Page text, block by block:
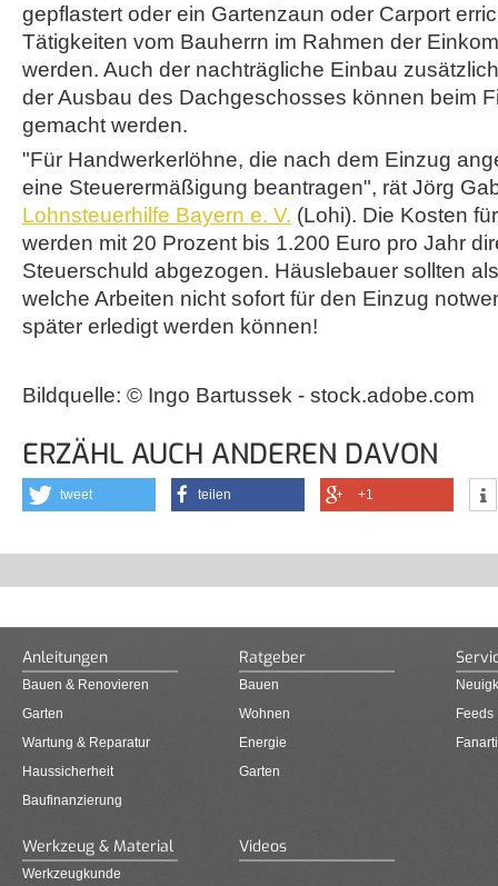
gepflastert oder ein Gartenzaun oder Carport
Tätigkeiten vom Bauherrn im Rahmen der
werden. Auch der nachträgliche Einbau
der Ausbau des Dachgeschosses können beim
gemacht werden.
"Für Handwerkerlöhne, die nach dem Einzug
eine Steuerermäßigung beantragen", rät Jörg
Lohnsteuerhilfe Bayern e. V. (Lohi). Die Kosten
werden mit 20 Prozent bis 1.200 Euro pro Jahr
Steuerschuld abgezogen. Häuslebauer sollten
welche Arbeiten nicht sofort für den Einzug
später erledigt werden können!
Bildquelle: © Ingo Bartussek - stock.adobe.com
ERZÄHL AUCH ANDEREN DAVON
tweet teilen +1
Anleitungen
Bauen & Renovieren
Garten
Wartung & Reparatur
Haussicherheit
Baufinanzierung
Ratgeber
Bauen
Wohnen
Energie
Garten
Feeds
Werkzeug & Material
Werkzeugkunde
Videos